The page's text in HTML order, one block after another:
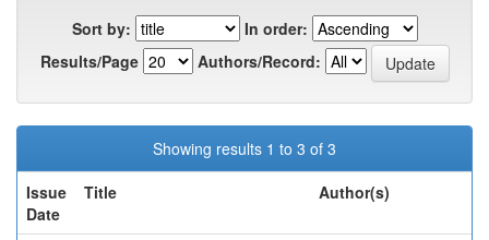
Sort by:
In order:
Results/Page
Authors/Record:
Showing results 1 to 3 of 3
Issue
Date
Title Author(s)